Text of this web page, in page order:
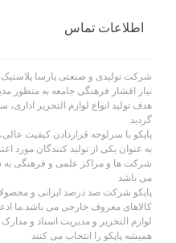
اطلاعات تماس
نیاز اقشار فرهنگی جامعه به منظور
هدف تولید انواع لوازم التحریر
گردید
پاپکو با سرلوحه قراردادن کیفیت
به عنوان یکی از تولید کنندگان مورد
شرکت ها و مراکز علمی و فرهنگی به
می باشد
پاپکو شرکت صد درصد ایرانی و
کالاهای معروف خارجی می باشد.ما
لوازم التحریر و مدیریت اسناد و
همیشه پاپکو را انتخاب می کنند